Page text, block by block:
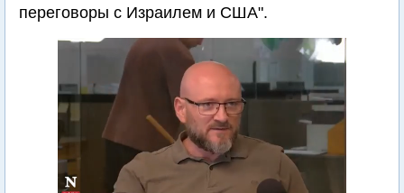
переговоры с Израилем и США".